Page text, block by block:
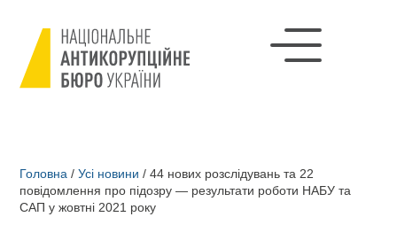
Головна / Усі новини / 44 нових розслідувань та 22
повідомлення про підозру — результати роботи НАБУ та
САП у жовтні 2021 року